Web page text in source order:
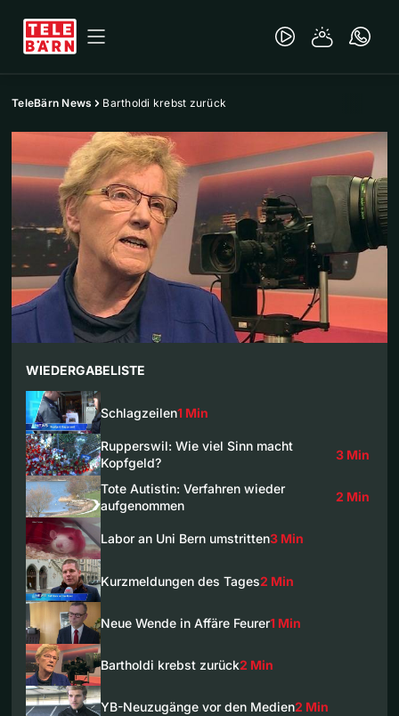
TeleBärn News Bartholdi krebst zurück
WIEDERGABELISTE
Schlagzeilen1 Min
Rupperswil: Wie viel Sinn macht
Kopfgeld?
3 Min
Tote Autistin: Verfahren wieder
aufgenommen
2 Min
Labor an Uni Bern umstritten3 Min
Kurzmeldungen des Tages2 Min
Neue Wende in Affäre Feurer1 Min
Bartholdi krebst zurück2 Min
YB-Neuzugänge vor den Medien2 Min